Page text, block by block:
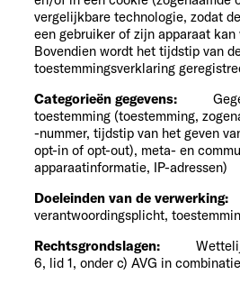
vergelijkbare technologie, zodat
een gebruiker of zijn apparaat kan
Bovendien wordt het tijdstip van
toestemmingsverklaring
Categorieën gegevens:
toestemming (toestemming,
-nummer, tijdstip van het geven
opt-in of opt-out), meta- en
apparaatinformatie, IP-adressen)
Doeleinden van de
verantwoordingsplicht,
Rechtsgrondslagen:
6, lid 1, onder c) AVG in